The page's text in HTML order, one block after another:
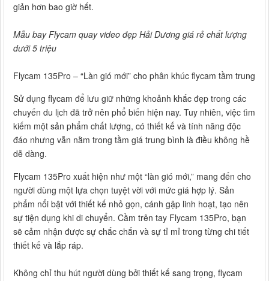
giản hơn bao giờ hết.
Mẫu bay Flycam quay video đẹp Hải Dương giá rẻ chất lượng
dưới 5 triệu
Flycam 135Pro – “Làn gió mới” cho phân khúc flycam tầm trung
Sử dụng flycam để lưu giữ những khoảnh khắc đẹp trong các
chuyến du lịch đã trở nên phổ biến hiện nay. Tuy nhiên, việc tìm
kiếm một sản phẩm chất lượng, có thiết kế và tính năng độc
đáo nhưng vẫn nằm trong tầm giá trung bình là điều không hề
dễ dàng.
Flycam 135Pro xuất hiện như một “làn gió mới,” mang đến cho
người dùng một lựa chọn tuyệt vời với mức giá hợp lý. Sản
phẩm nổi bật với thiết kế nhỏ gọn, cánh gập linh hoạt, tạo nên
sự tiện dụng khi di chuyển. Cầm trên tay Flycam 135Pro, bạn
sẽ cảm nhận được sự chắc chắn và sự tỉ mỉ trong từng chi tiết
thiết kế và lắp ráp.
Không chỉ thu hút người dùng bởi thiết kế sang trọng, flycam